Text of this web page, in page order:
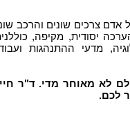
צרכים שונים והרכב
יסודית, מקיפה,
מדעי ההתנהגות
לא מאוחר מדי. ד"ר
לכם.